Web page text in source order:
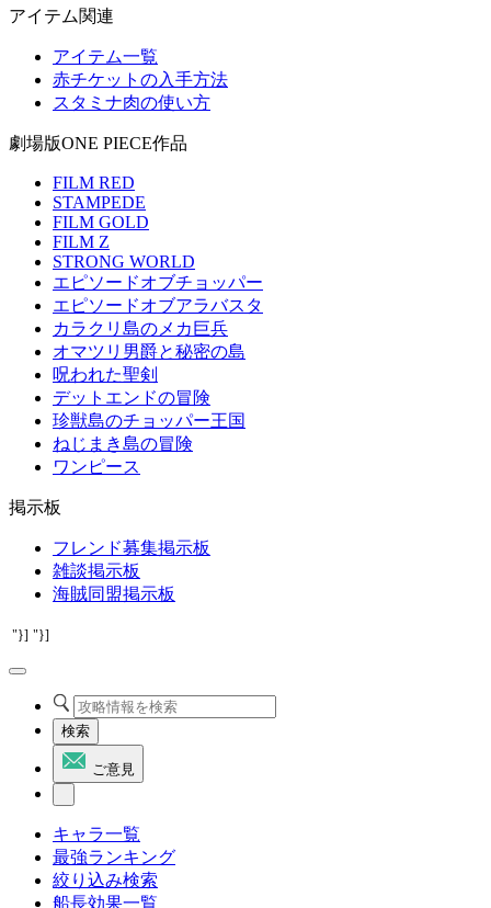
アイテム関連
アイテム一覧
赤チケットの入手方法
スタミナ肉の使い方
劇場版ONE PIECE作品
FILM RED
STAMPEDE
FILM GOLD
FILM Z
STRONG WORLD
エピソードオブチョッパー
エピソードオブアラバスタ
カラクリ島のメカ巨兵
オマツリ男爵と秘密の島
呪われた聖剣
デットエンドの冒険
珍獣島のチョッパー王国
ねじまき島の冒険
ワンピース
掲示板
フレンド募集掲示板
雑談掲示板
海賊同盟掲示板
"}] "}]
検索
ご意見
キャラ一覧
最強ランキング
絞り込み検索
船長効果一覧